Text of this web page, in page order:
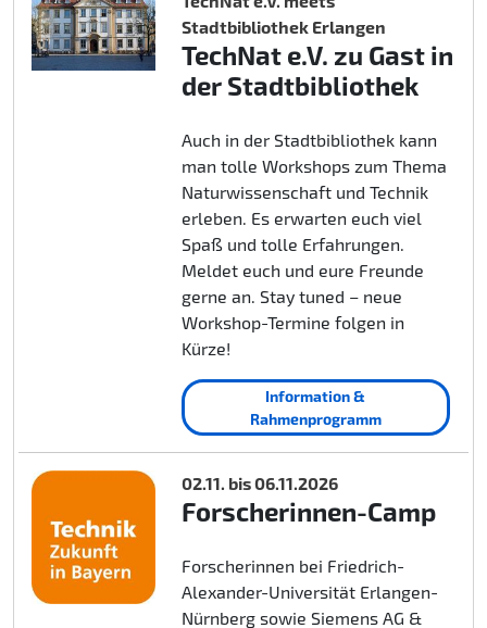
Stadtbibliothek Erlangen
TechNat e.V. zu Gast in
der Stadtbibliothek
Auch in der Stadtbibliothek kann
man tolle Workshops zum Thema
Naturwissenschaft und Technik
erleben. Es erwarten euch viel
Spaß und tolle Erfahrungen.
Meldet euch und eure Freunde
gerne an. Stay tuned – neue
Workshop-Termine folgen in
Kürze!
Information &
Rahmenprogramm
02.11. bis 06.11.2026
Forscherinnen-Camp
Forscherinnen bei Friedrich-
Alexander-Universität Erlangen-
Nürnberg sowie Siemens AG &